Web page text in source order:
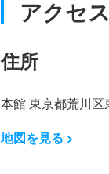
アクセ
住所
本館 東京都荒川区
地図を見る